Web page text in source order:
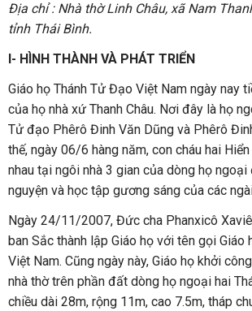
Địa chỉ : Nhà thờ Linh Châu, xã Nam
tỉnh Thái Bình.
I- HÌNH THÀNH VÀ PHÁT TRIỂN
Giáo họ Thánh Tử Đạo Việt Nam ngày nay
của họ nhà xứ Thanh Châu. Nơi đây là họ
Tử đạo Phêrô Đinh Văn Dũng và Phêrô
thế, ngày 06/6 hàng năm, con cháu hai
nhau tại ngôi nhà 3 gian của dòng họ ngoại
nguyện và học tập gương sáng của các
Ngày 24/11/2007, Đức cha Phanxicô
ban Sắc thành lập Giáo họ với tên gọi Giáo
Việt Nam. Cũng ngày này, Giáo họ khởi
nhà thờ trên phần đất dòng họ ngoại hai
chiều dài 28m, rộng 11m, cao 7.5m, tháp